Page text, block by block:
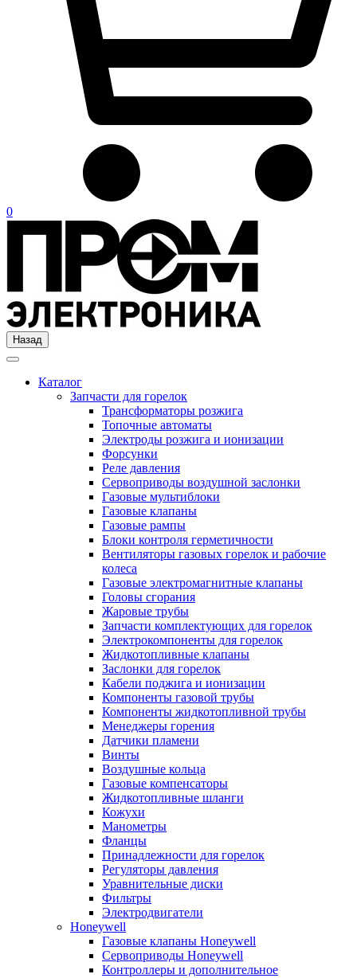
0
Назад
Каталог
Запчасти для горелок
Трансформаторы розжига
Топочные автоматы
Электроды розжига и ионизации
Форсунки
Реле давления
Сервоприводы воздушной заслонки
Газовые мультиблоки
Газовые клапаны
Газовые рампы
Блоки контроля герметичности
Вентиляторы газовых горелок и рабочие
колеса
Газовые электромагнитные клапаны
Головы сгорания
Жаровые трубы
Запчасти комплектующих для горелок
Электрокомпоненты для горелок
Жидкотопливные клапаны
Заслонки для горелок
Кабели поджига и ионизации
Компоненты газовой трубы
Компоненты жидкотопливной трубы
Менеджеры горения
Датчики пламени
Винты
Воздушные кольца
Газовые компенсаторы
Жидкотопливные шланги
Кожухи
Манометры
Фланцы
Принадлежности для горелок
Регуляторы давления
Уравнительные диски
Фильтры
Электродвигатели
Honeywell
Газовые клапаны Honeywell
Сервоприводы Honeywell
Контроллеры и дополнительное